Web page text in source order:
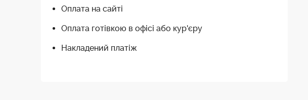
Оплата на сайті
Оплата готівкою в офісі або кур'єру
Накладений платіж